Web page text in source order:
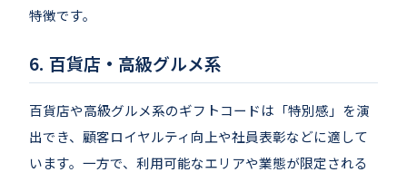
特徴です。
百貨店・高級グルメ系
百貨店や高級グルメ系のギフトコードは「特別感」を演
出でき、顧客ロイヤルティ向上や社員表彰などに適して
います。一方で、利用可能なエリアや業態が限定される